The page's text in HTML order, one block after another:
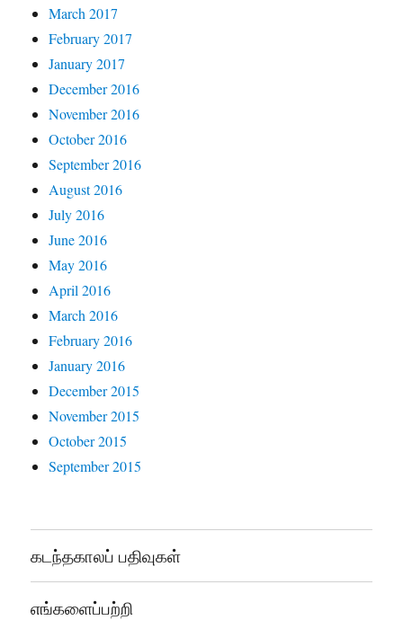
March 2017
February 2017
January 2017
December 2016
November 2016
October 2016
September 2016
August 2016
July 2016
June 2016
May 2016
April 2016
March 2016
February 2016
January 2016
December 2015
November 2015
October 2015
September 2015
கடந்தகாலப் பதிவுகள்
எங்களைப்பற்றி